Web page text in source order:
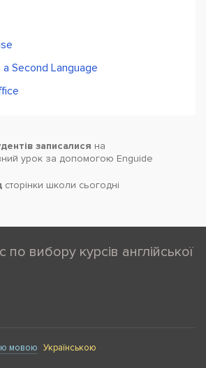
a Second Language
записалися на
урок за допомогою Enguide
сторінки школи cьогодні
по вибору курсів англійської
мовою Українською